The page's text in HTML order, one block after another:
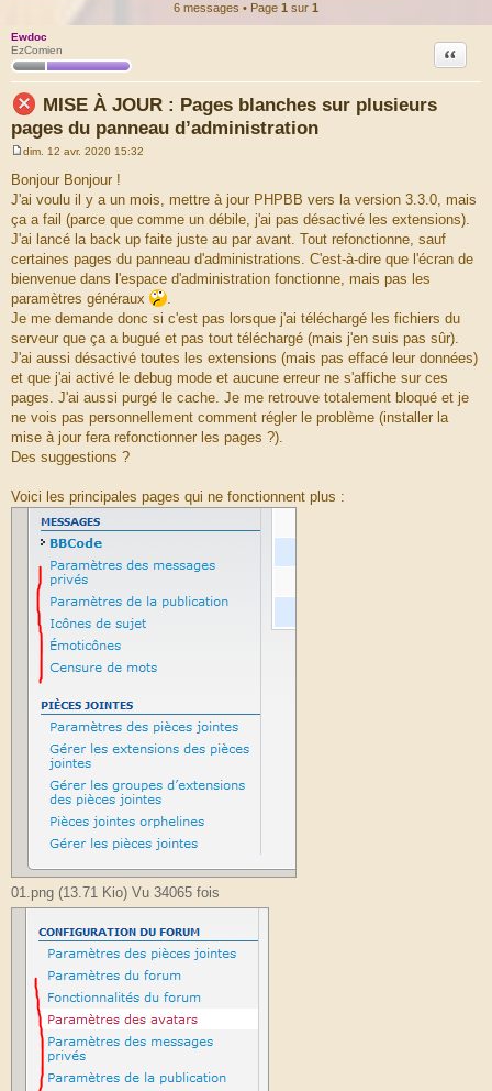
6 messages • Page 1 sur 1
Ewdoc
EzComien
MISE À JOUR : Pages blanches sur plusieurs
pages du panneau d’administration
Citation
s
s
g
e
dim. 12 avr. 2020 15:32
Bonjour Bonjour !
J'ai voulu il y a un mois, mettre à jour PHPBB vers la version 3.3.0, mais
ça a fail (parce que comme un débile, j'ai pas désactivé les extensions).
J'ai lancé la back up faite juste au par avant. Tout refonctionne, sauf
certaines pages du panneau d'administrations. C'est-à-dire que l'écran de
bienvenue dans l'espace d'administration fonctionne, mais pas les
paramètres généraux
.
Je me demande donc si c'est pas lorsque j'ai téléchargé les fichiers du
serveur que ça a bugué et pas tout téléchargé (mais j'en suis pas sûr).
J'ai aussi désactivé toutes les extensions (mais pas effacé leur données)
et que j'ai activé le debug mode et aucune erreur ne s'affiche sur ces
pages. J'ai aussi purgé le cache. Je me retrouve totalement bloqué et je
ne vois pas personnellement comment régler le problème (installer la
mise à jour fera refonctionner les pages ?).
Des suggestions ?
Voici les principales pages qui ne fonctionnent plus :
01.png (13.71 Kio) Vu 34065 fois